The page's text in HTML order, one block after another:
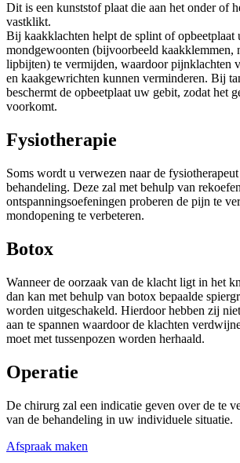
Dit is een kunststof plaat die aan het onder of
vastklikt.
Bij kaakklachten helpt de splint of opbeetplaat
mondgewoonten (bijvoorbeeld kaakklemmen,
lipbijten) te vermijden, waardoor pijnklachten
en kaakgewrichten kunnen verminderen. Bij
beschermt de opbeetplaat uw gebit, zodat het
voorkomt.
Fysiotherapie
Soms wordt u verwezen naar de
behandeling. Deze zal met behulp van
ontspanningsoefeningen proberen de pijn te
mondopening te verbeteren.
Botox
Wanneer de oorzaak van de klacht ligt in het
dan kan met behulp van botox bepaalde
worden uitgeschakeld. Hierdoor hebben zij
aan te spannen waardoor de klachten
moet met tussenpozen worden herhaald.
Operatie
De chirurg zal een indicatie geven over de te
van de behandeling in uw individuele situatie.
Afspraak maken